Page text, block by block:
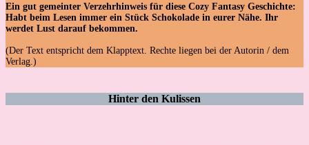
Ein gut gemeinter Verzehrhinweis für diese Cozy Fantasy Geschichte:
Habt beim Lesen immer ein Stück Schokolade in eurer Nähe. Ihr
werdet Lust darauf bekommen.
(Der Text entspricht dem Klapptext. Rechte liegen bei der Autorin / dem
Verlag.)
Hinter den Kulissen